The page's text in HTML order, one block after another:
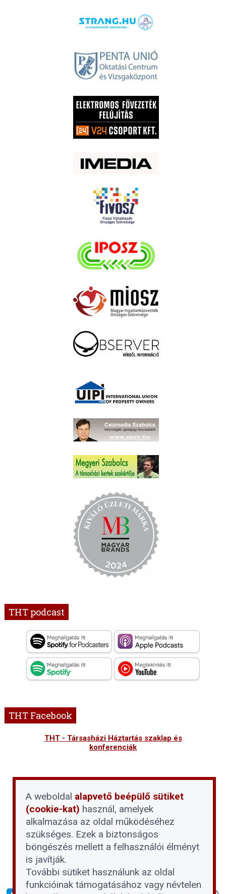
THT podcast
THT Facebook
THT - Társasházi Háztartás szaklap és
konferenciák
A weboldal alapvető beépülő sütiket
(cookie-kat) használ, amelyek
alkalmazása az oldal működéséhez
szükséges. Ezek a biztonságos
böngészés mellett a felhasználói élményt
is javítják.
További sütiket használunk az oldal
funkcióinak támogatásához vagy névtelen